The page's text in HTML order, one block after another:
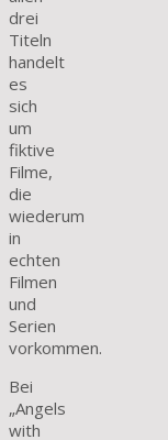
drei
Titeln
handelt
es
sich
um
fiktive
Filme,
die
wiederum
in
echten
Filmen
und
Serien
vorkommen.
Bei
„Angels
with